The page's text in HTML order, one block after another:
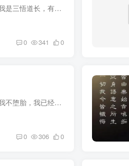
没成型的孩子有怨气吗大家好，我是三悟道长，有不少女性朋友，是在怀孕初期打的胎，可以说胎儿还是一个孕囊，并没有成型。所以很多人都关心这个问题，没有成型的孩子，会不会有怨气？今天，我想...
0 341 0
前几天有一个缘主给我讲，如果我不堕胎，我已经有三个孩子了，一个2岁，一个4岁，一个5岁，当时年级小，男朋友又在念大学，后来堕胎第二个的时候，又是和另外一个男生堕胎的，自从堕胎之后，目...
0 306 0